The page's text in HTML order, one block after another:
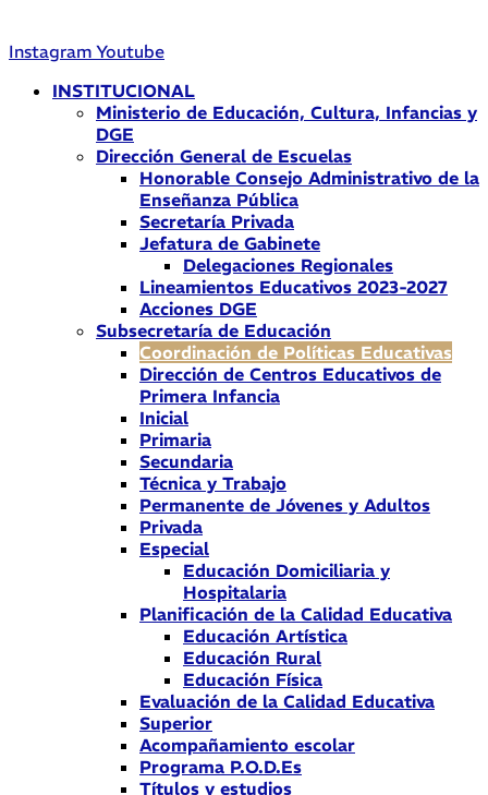
Instagram Youtube
INSTITUCIONAL
Ministerio de Educación, Cultura, Infancias y
DGE
Dirección General de Escuelas
Honorable Consejo Administrativo de la
Enseñanza Pública
Secretaría Privada
Jefatura de Gabinete
Delegaciones Regionales
Lineamientos Educativos 2023-2027
Acciones DGE
Subsecretaría de Educación
Coordinación de Políticas Educativas
Dirección de Centros Educativos de
Primera Infancia
Inicial
Primaria
Secundaria
Técnica y Trabajo
Permanente de Jóvenes y Adultos
Privada
Especial
Educación Domiciliaria y
Hospitalaria
Planificación de la Calidad Educativa
Educación Artística
Educación Rural
Educación Física
Evaluación de la Calidad Educativa
Superior
Acompañamiento escolar
Programa P.O.D.Es
Títulos y estudios